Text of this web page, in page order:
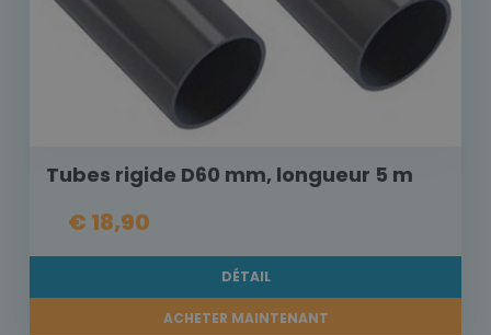
Tubes rigide D60 mm, longueur 5 m
€ 18,90
DÉTAIL
ACHETER MAINTENANT